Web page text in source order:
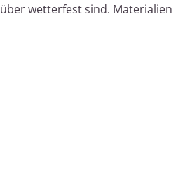
wetterfest sind. Materialien